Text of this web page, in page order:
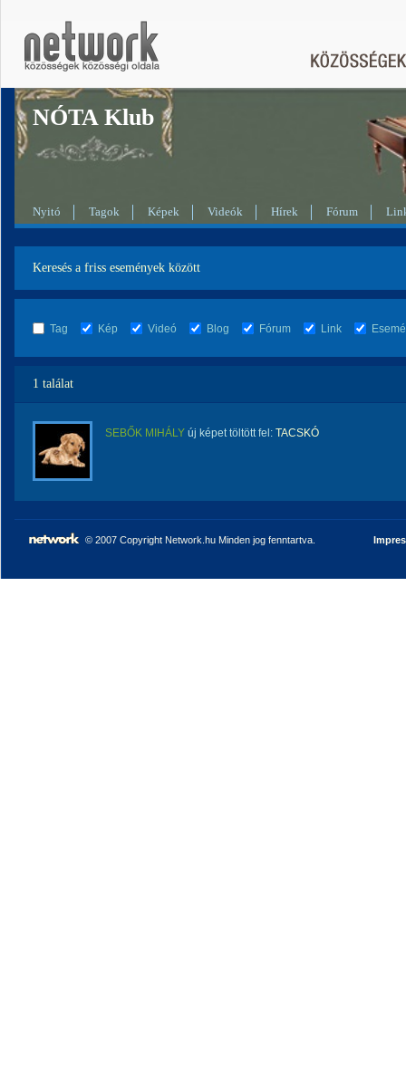
NÓTA Klub
Nyitó Tagok Képek Videók Hírek Fórum
Keresés a friss események között
Tag Kép Videó Blog Fórum Link
1 találat
SEBŐK MIHÁLY új képet töltött fel: TACSKÓ
© 2007 Copyright Network.hu Minden jog fenntartva.